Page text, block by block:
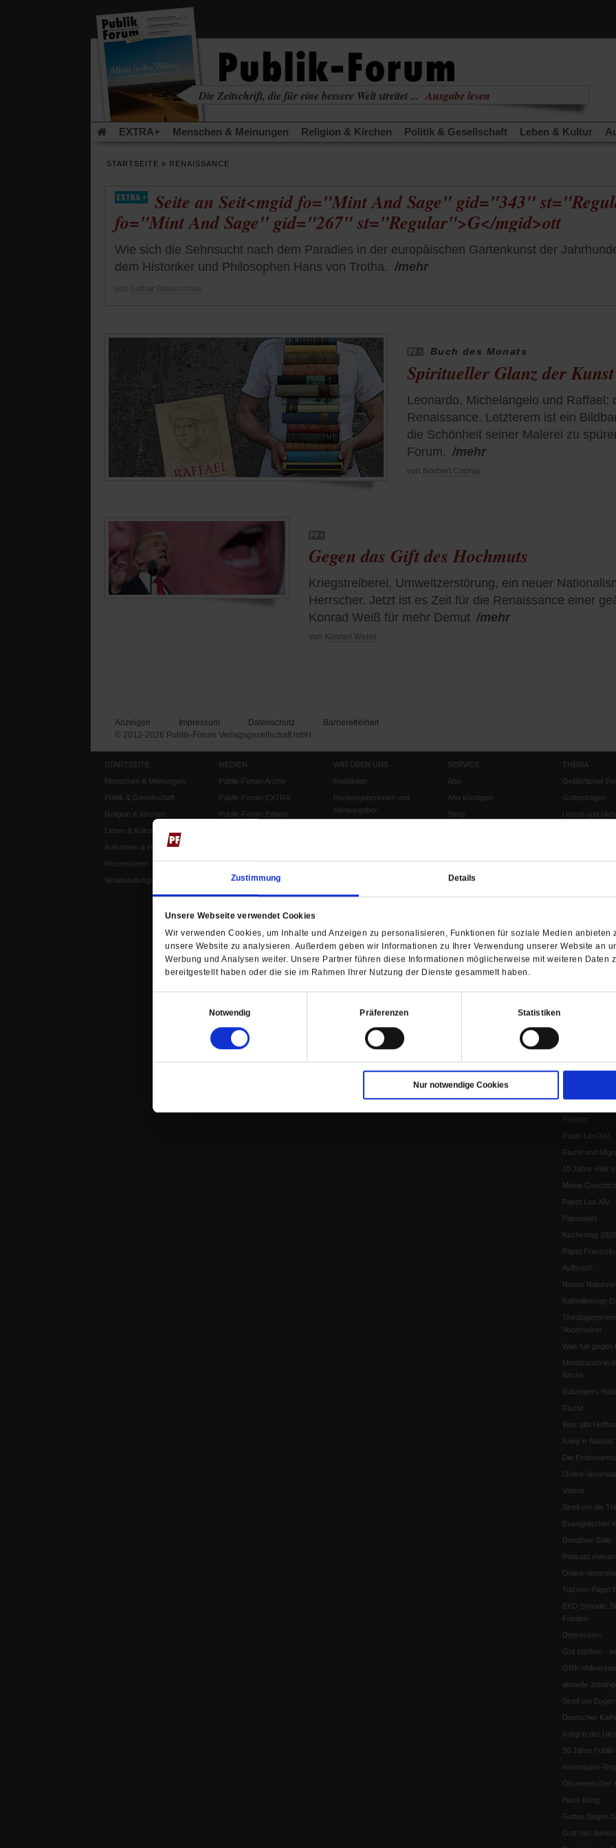
Zustimmung Details
Unsere Webseite verwendet Cookies
Wir verwenden Cookies, um Inhalte und Anzeigen zu personalisieren, Funktionen für soziale Medien anbieten
unsere Website zu analysieren. Außerdem geben wir Informationen zu Ihrer Verwendung unserer Website an
Werbung und Analysen weiter. Unsere Partner führen diese Informationen möglicherweise mit weiteren Daten
bereitgestellt haben oder die sie im Rahmen Ihrer Nutzung der Dienste gesammelt haben.
Notwendig
Präferenzen Statistiken
Nur notwendige Cookies
Tab)
Die Zeitschrift, die für eine bessere Welt streitet ... Ausgabe lesen
EXTRA+ Menschen & Meinungen Religion & Kirchen Politik & Gesellschaft Leben & Kultur
Leserinitiative Publik-Forum e.V.
einem
neuen
Tab)
einem
neuen
Tab)
Gleichberechtigung
in
neuen
in
einem
neuen
in
einem
neuen
Flucht und Migration Video-Podcast »Veranstaltungen« Podcast »Veranstaltungen« Schriftgröße
STARTSEITE » RENAISSANCE
Seite an Seit<mgid fo="Mint And Sage" gid="343"
fo="Mint And Sage" gid="267" st="Regular">G</mgid>ott
Wie sich die Sehnsucht nach dem Paradies in der europäischen Gartenkunst der
dem Historiker und Philosophen Hans von Trotha. /mehr
von Lothar Bauerochse
Buch des Monats
Spiritueller Glanz der Kunst
Leonardo, Michelangelo und Raffael:
Renaissance. Letzterem ist ein
die Schönheit seiner Malerei zu
Forum. /mehr
von Norbert Copray
Gegen das Gift des Hochmuts
Kriegstreiberei, Umweltzerstörung, ein neuer
Herrscher. Jetzt ist es Zeit für die Renaissance einer
Konrad Weiß für mehr Demut /mehr
von Konrad Weiss
Anzeigen Impressum Datenschutz
Barrierefreiheit
© 2012-2026 Publik-Forum Verlagsgesellschaft mbH
STARTSEITE
Menschen & Meinungen
Politik & Gesellschaft
Religion & Kirchen
Leben & Kultur
Aufstehen & Handeln
Rezensionen
Veranstaltungskalender
MEDIEN
Publik-Forum Archiv
Publik-Forum EXTRA
Publik-Forum Edition
Spiritletter
WIR ÜBER UNS
Redaktion
Herausgeberinnen und
Herausgeber
SERVICE
Abo
Abo kündigen
Shop
Kontakt
THEMA
Gefährlicher
Gottesfragen
Urlaub und
Personen und
Leo XIV
Pro & Contra
Katholikentag
Was bleibt,
Ostern
Personen und
Frieden
Papst Leo XIV.
Flucht und
10 Jahre »Wir
Meine
Papst Leo XIV
Papstwahl
Kirchentag 2025
Papst
Aufbruch
Neues
Katholikentag
Voderholzer
Was tun gegen
Missbrauch in
Kirche
Ratzingers
Flucht
Was gibt
Krieg in Nahost
Die
Online-
Videos
Streit um die
Evangelischer
Dorothee Sölle
Podcast
Online-
Tod von Papst
EKD-Synode:
Frieden
Depression
Gut sterben -
ÖRK-
aktuelle
Streit um
Deutscher
Krieg in der
50 Jahre
Investigativ-
Ökumenischer
Hans Küng
Gottes Segen
Gott neu